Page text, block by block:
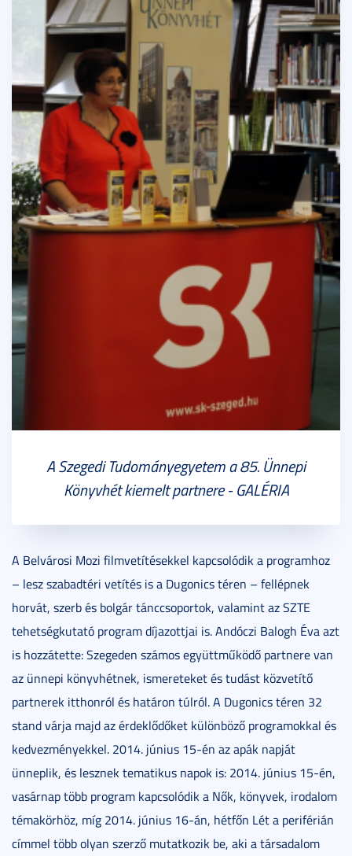
A Szegedi Tudományegyetem a 85. Ünnepi
Könyvhét kiemelt partnere - GALÉRIA
A Belvárosi Mozi filmvetítésekkel kapcsolódik a programhoz
– lesz szabadtéri vetítés is a Dugonics téren – fellépnek
horvát, szerb és bolgár tánccsoportok, valamint az SZTE
tehetségkutató program díjazottjai is. Andóczi Balogh Éva azt
is hozzátette: Szegeden számos együttműködő partnere van
az ünnepi könyvhétnek, ismereteket és tudást közvetítő
partnerek itthonról és határon túlról. A Dugonics téren 32
stand várja majd az érdeklődőket különböző programokkal és
kedvezményekkel. 2014. június 15-én az apák napját
ünneplik, és lesznek tematikus napok is: 2014. június 15-én,
vasárnap több program kapcsolódik a Nők, könyvek, irodalom
témakörhöz, míg 2014. június 16-án, hétfőn Lét a periférián
címmel több olyan szerző mutatkozik be, aki a társadalom